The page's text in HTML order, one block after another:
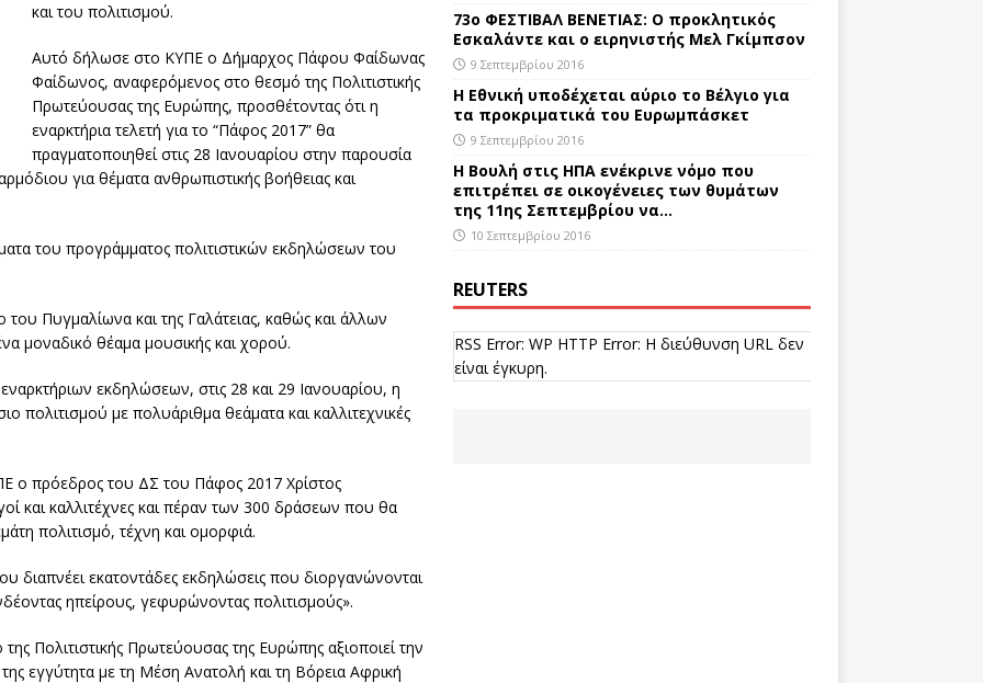
και του πολιτισμού.
Αυτό δήλωσε στο ΚΥΠΕ ο Δήμαρχος Πάφου Φαίδωνας
Φαίδωνος, αναφερόμενος στο θεσμό της Πολιτιστικής
Πρωτεύουσας της Ευρώπης, προσθέτοντας ότι η
εναρκτήρια τελετή για το “Πάφος 2017” θα
πραγματοποιηθεί στις 28 Ιανουαρίου στην παρουσία
για θέματα ανθρωπιστικής βοήθειας και
του προγράμματος πολιτιστικών εκδηλώσεων του
Πυγμαλίωνα και της Γαλάτειας, καθώς και άλλων
μοναδικό θέαμα μουσικής και χορού.
εκδηλώσεων, στις 28 και 29 Ιανουαρίου, η
πολιτισμού με πολυάριθμα θεάματα και καλλιτεχνικές
ο πρόεδρος του ΔΣ του Πάφος 2017 Χρίστος
και καλλιτέχνες και πέραν των 300 δράσεων που θα
πολιτισμό, τέχνη και ομορφιά.
εκατοντάδες εκδηλώσεις που διοργανώνονται
ηπείρους, γεφυρώνοντας πολιτισμούς».
Πολιτιστικής Πρωτεύουσας της Ευρώπης αξιοποιεί την
εγγύτητα με τη Μέση Ανατολή και τη Βόρεια Αφρική
73ο ΦΕΣΤΙΒΑΛ ΒΕΝΕΤΙΑΣ: Ο προκλητικός
Εσκαλάντε και ο ειρηνιστής Μελ Γκίμπσον
9 Σεπτεμβρίου 2016
Η Εθνική υποδέχεται αύριο το Βέλγιο για
τα προκριματικά του Ευρωμπάσκετ
9 Σεπτεμβρίου 2016
Η Βουλή στις ΗΠΑ ενέκρινε νόμο που
επιτρέπει σε οικογένειες των θυμάτων
της 11ης Σεπτεμβρίου να…
10 Σεπτεμβρίου 2016
REUTERS
RSS Error: WP HTTP Error: Η διεύθυνση URL δεν
είναι έγκυρη.